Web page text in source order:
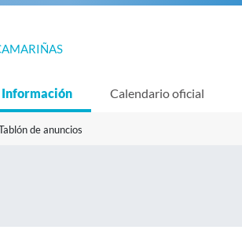
Información Calendario oficial
de anuncios